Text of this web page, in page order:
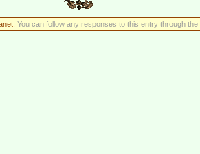
. You can follow any responses to this entry through the